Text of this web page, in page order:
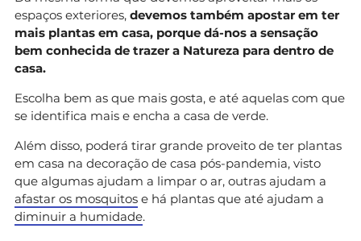
espaços exteriores, devemos também apostar em ter
mais plantas em casa, porque dá-nos a sensação
bem conhecida de trazer a Natureza para dentro de
casa.
Escolha bem as que mais gosta, e até aquelas com que
se identifica mais e encha a casa de verde.
Além disso, poderá tirar grande proveito de ter plantas
em casa na decoração de casa pós-pandemia, visto
que algumas ajudam a limpar o ar, outras ajudam a
afastar os mosquitos e há plantas que até ajudam a
diminuir a humidade.